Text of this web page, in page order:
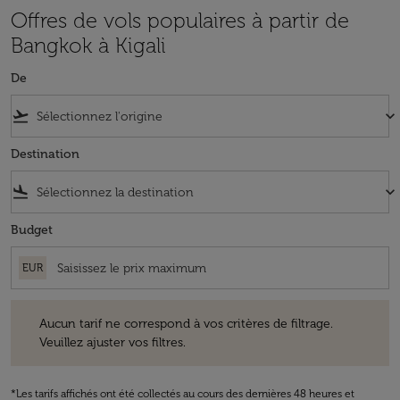
Offres de vols populaires à partir de
Bangkok à Kigali
De
flight_takeoff keyboard_arrow_down
Destination
flight_land keyboard_arrow_down
Budget
EUR
Aucun tarif ne correspond à vos critères de filtrage.
Veuillez ajuster vos filtres.
*Les tarifs affichés ont été collectés au cours des dernières 48 heures et